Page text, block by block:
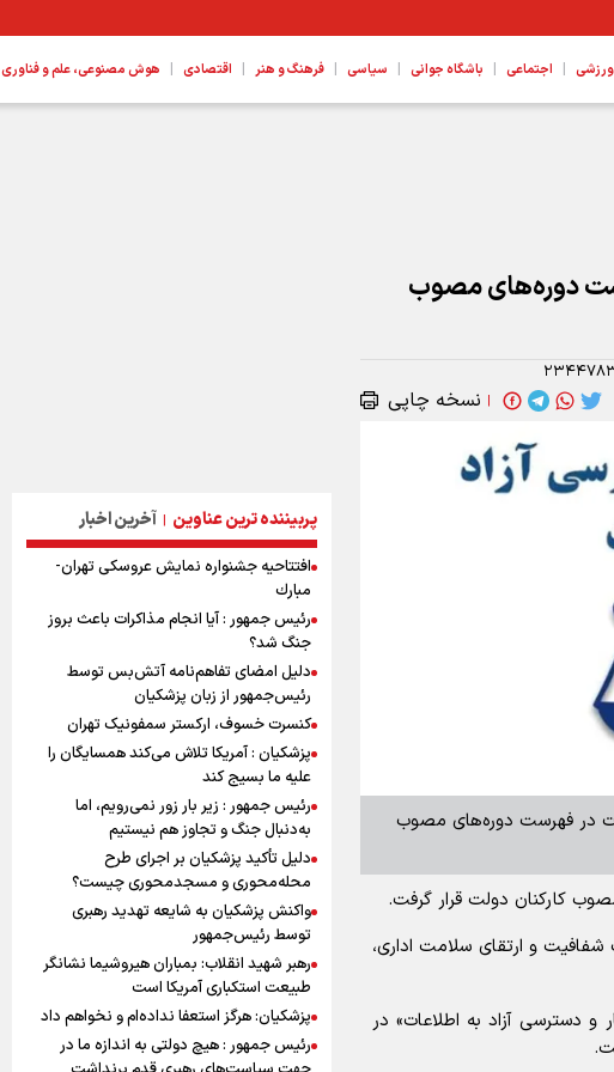
ورزشی | اجتماعی | باشگاه جوانی | سیاسی | فرهنگ و هنر | اقتصادی | هوش مصنوعی، علم و فناوری
دوره‌های مصوب
| نسخه چاپی
در فهرست دوره‌های مصوب
کارکنان دولت قرار گرفت.
فرهنگ شفافیت و ارتقای سلامت اداری،
و دسترسی آزاد به اطلاعات» در
پربیننده ترین عناوین | آخرین اخبار
افتتاحیه جشنواره نمايش عروسكى تهران-
مبارك
رئیس جمهور : آیا انجام مذاکرات باعث بروز
جنگ شد؟
دلیل امضای تفاهم‌نامه آتش‌بس توسط
رئیس‌جمهور از زبان پزشکیان
کنسرت خسوف، ارکستر سمفونیک تهران
پزشکیان : آمریکا تلاش می‌کند همسایگان را
علیه ما بسیج کند
رئیس جمهور : زیر بار زور نمی‌رویم، اما
به‌دنبال جنگ و تجاوز هم نیستیم
دلیل تأکید پزشکیان بر اجرای طرح
محله‌محوری و مسجدمحوری چیست؟
واکنش پزشکیان به شایعه تهدید رهبری
توسط رئیس‌جمهور
رهبر شهید انقلاب: بمباران هیروشیما نشانگر
طبیعت استکباری آمریکا است
پزشکیان: هرگز استعفا نداده‌ام و نخواهم داد
رئیس جمهور : هیچ دولتی به اندازه ما در